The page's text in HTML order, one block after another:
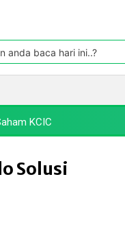
Pasaroleh TradingView
anda baca hari ini..?
KCIC
Solusi